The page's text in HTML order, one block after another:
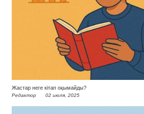
Жастар неге кітап оқымайды?
Редактор 02 июля, 2025